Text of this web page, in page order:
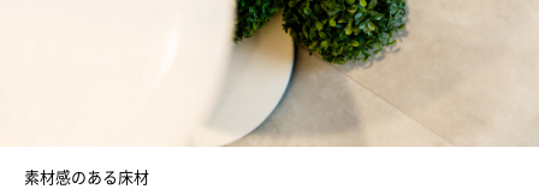
素材感のある床材